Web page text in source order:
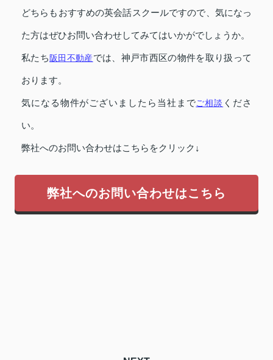
どちらもおすすめの英会話スクールですので、気になっ
た方はぜひお問い合わせしてみてはいかがでしょうか。
私たち 阪田不動産では、神戸市西区の物件を取り扱って
おります。
気になる物件がございましたら当社までご相談 くださ
い。
弊社へのお問い合わせはこちらをクリック↓
弊社へのお問い合わせはこちら